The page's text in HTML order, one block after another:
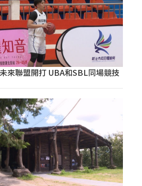
來聯盟開打 UBA和SBL同場競技